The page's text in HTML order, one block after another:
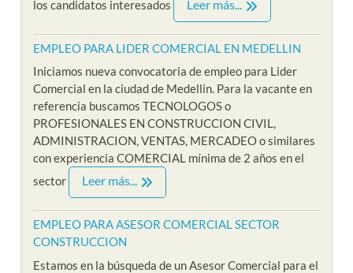
los candidatos interesados Leer más...
EMPLEO PARA LIDER COMERCIAL EN MEDELLIN
Iniciamos nueva convocatoria de empleo para Lider
Comercial en la ciudad de Medellin. Para la vacante en
referencia buscamos TECNOLOGOS o
PROFESIONALES EN CONSTRUCCION CIVIL,
ADMINISTRACION, VENTAS, MERCADEO o similares
con experiencia COMERCIAL mínima de 2 años en el
sector
Leer más...
EMPLEO PARA ASESOR COMERCIAL SECTOR
CONSTRUCCION
Estamos en la búsqueda de un Asesor Comercial para el